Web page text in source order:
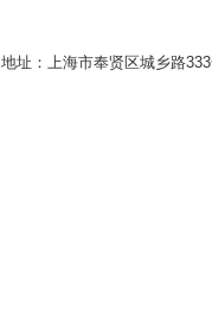
地址：上海市奉贤区城乡路